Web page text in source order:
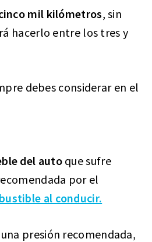
mil kilómetros, sin
hacerlo entre los tres y
debes considerar en el
del autoque sufre
por el
al conducir.
presión recomendada,